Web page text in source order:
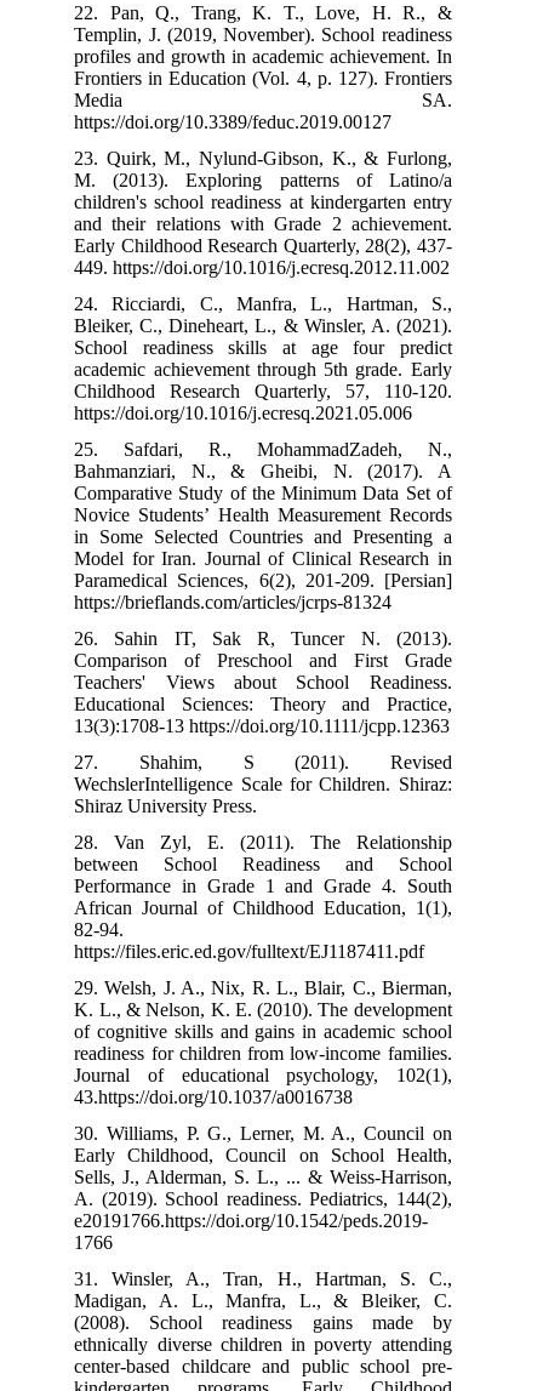
22. Pan, Q.,
Templin, J.
profiles and
Frontiers in
23. Quirk, M.,
M. (2013).
children's
and their
Early
449. https://
24.
Bleiker, C.,
School
academic
Childhood
25.
Comparative
Novice
in Some
Model for
Paramedical
26. Sahin
Comparison
Teachers'
Educational
13(3):1708-13
27.
28. Van Zyl,
between
Performance
African
https://
29. Welsh, J.
K. L., &
of cognitive
readiness for
Journal of
30. Williams,
Early
Sells, J.,
A. (2019).
31. Winsler,
Madigan,
(2008).
ethnically
center-based